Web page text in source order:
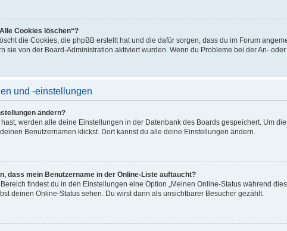
Cookies löschen“?
die Cookies, die phpBB erstellt hat und die dafür sorgen, dass du im Forum
sie von der Board-Administration aktiviert wurden. Wenn du Probleme bei der An-
und -einstellungen
ändern?
werden alle deine Einstellungen in der Datenbank des Boards gespeichert. Um
Benutzernamen klickst. Dort kannst du alle deine Einstellungen ändern.
dass mein Benutzername in der Online-Liste auftaucht?
findest du in den Einstellungen eine Option „Meinen Online-Status während
deinen Online-Status sehen. Du wirst dann als unsichtbarer Besucher gezählt.